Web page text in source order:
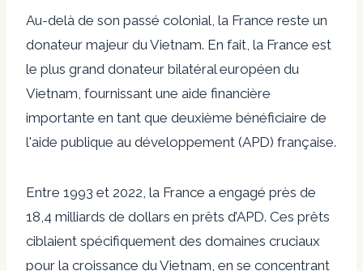
Au-delà de son passé colonial, la France reste un
donateur majeur du Vietnam. En fait, la France est
le plus grand donateur bilatéral européen du
Vietnam, fournissant une aide financière
importante en tant que deuxième bénéficiaire de
l'aide publique au développement (APD) française.
Entre 1993 et ​​2022, la France a engagé près de
18,4 milliards de dollars en prêts d’APD. Ces prêts
ciblaient spécifiquement des domaines cruciaux
pour la croissance du Vietnam, en se concentrant